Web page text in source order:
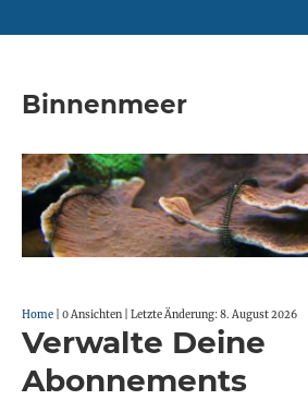
Binnenmeer
Home |0 Ansichten |Letzte Änderung: 8. August 2026
Verwalte Deine
Abonnements